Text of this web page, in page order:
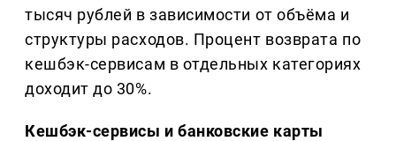
тысяч рублей в зависимости от объёма и
структуры расходов. Процент возврата по
кешбэк-сервисам в отдельных категориях
доходит до 30%.
Кешбэк-сервисы и банковские карты